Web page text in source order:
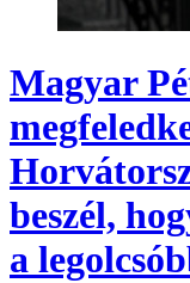
Magyar
beszél,
a